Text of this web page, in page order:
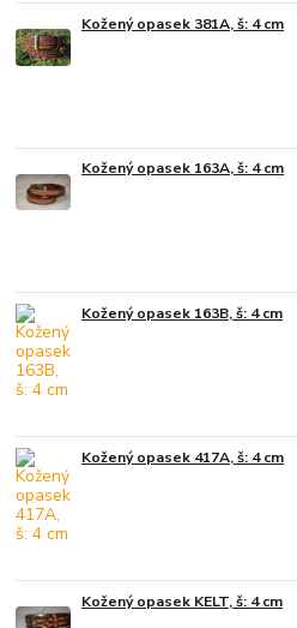
Kožený opasek 381A, š: 4 cm
Kožený opasek 163A, š: 4 cm
Kožený opasek 163B, š: 4 cm
Kožený opasek 417A, š: 4 cm
Kožený opasek KELT, š: 4 cm